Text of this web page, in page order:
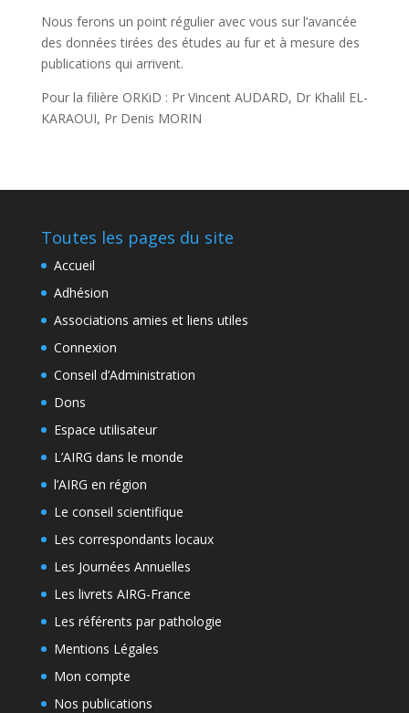
Nous ferons un point régulier avec vous sur l’avancée
des données tirées des études au fur et à mesure des
publications qui arrivent.
Pour la filière ORKiD : Pr Vincent AUDARD, Dr Khalil EL-
KARAOUI, Pr Denis MORIN
Toutes les pages du site
Accueil
Adhésion
Associations amies et liens utiles
Connexion
Conseil d’Administration
Dons
Espace utilisateur
L’AIRG dans le monde
l’AIRG en région
Le conseil scientifique
Les correspondants locaux
Les Journées Annuelles
Les livrets AIRG-France
Les référents par pathologie
Mentions Légales
Mon compte
Nos publications